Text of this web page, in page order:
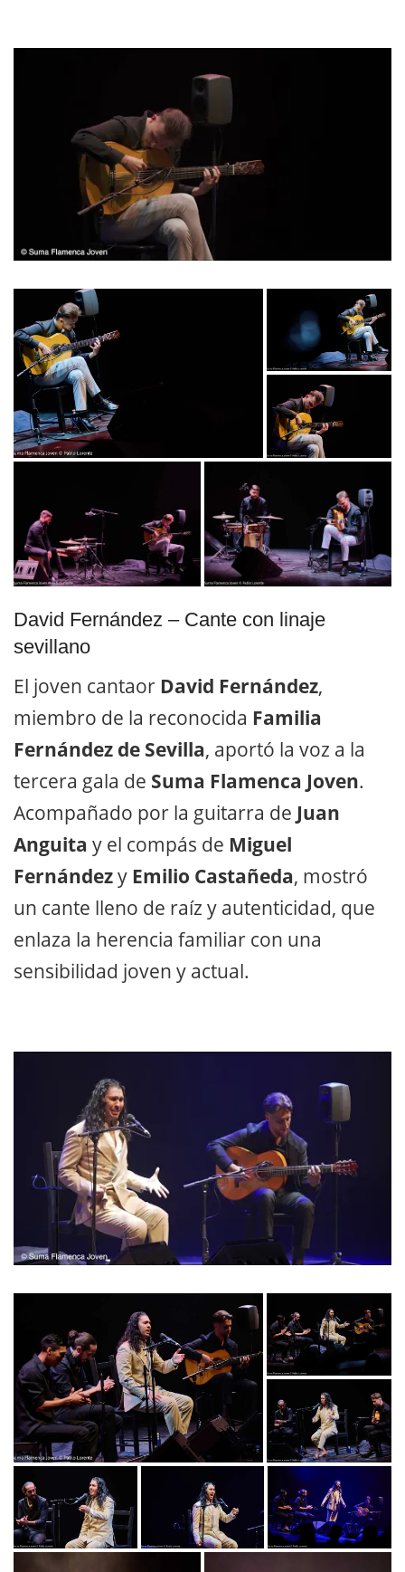
David Fernández – Cante con linaje
sevillano
El joven cantaor David Fernández,
miembro de la reconocida Familia
Fernández de Sevilla, aportó la voz a la
tercera gala de Suma Flamenca Joven.
Acompañado por la guitarra de Juan
Anguita y el compás de Miguel
Fernándezy Emilio Castañeda, mostró
un cante lleno de raíz y autenticidad, que
enlaza la herencia familiar con una
sensibilidad joven y actual.